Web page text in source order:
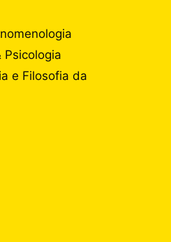
Psicologia
e Filosofia da